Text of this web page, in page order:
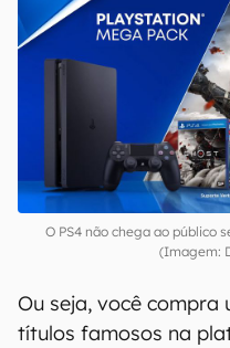
O PS4 não chega ao público
(Imagem:
Ou seja, você compra
títulos famosos na